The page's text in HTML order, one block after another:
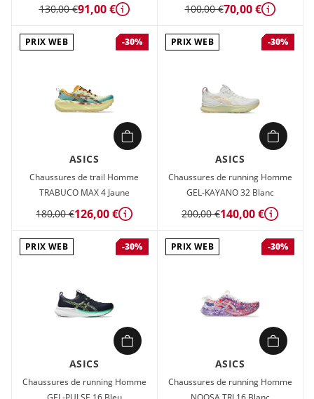
130,00 €91,00 € Détails
100,00 €70,00 € Détails
PRIX WEB -30%
ASICS
Chaussures de trail Homme
TRABUCO MAX 4 Jaune
180,00 €126,00 € Détails
PRIX WEB -30%
ASICS
Chaussures de running Homme
GEL-KAYANO 32 Blanc
200,00 €140,00 € Détails
PRIX WEB -30%
ASICS
Chaussures de running Homme
PRIX WEB -30%
ASICS
Chaussures de running Homme